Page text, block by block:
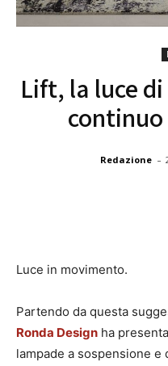
Lift, la luce
Redazione -
Luce in movimento.
Partendo da questa
Ronda Design ha
lampade a sospensione